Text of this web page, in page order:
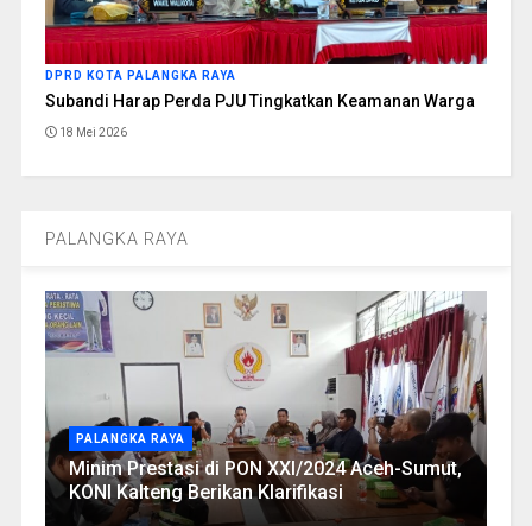
DPRD KOTA PALANGKA RAYA
Subandi Harap Perda PJU Tingkatkan Keamanan Warga
18 Mei 2026
PALANGKA RAYA
PALANGKA RAYA
Minim Prestasi di PON XXI/2024 Aceh-Sumut,
KONI Kalteng Berikan Klarifikasi